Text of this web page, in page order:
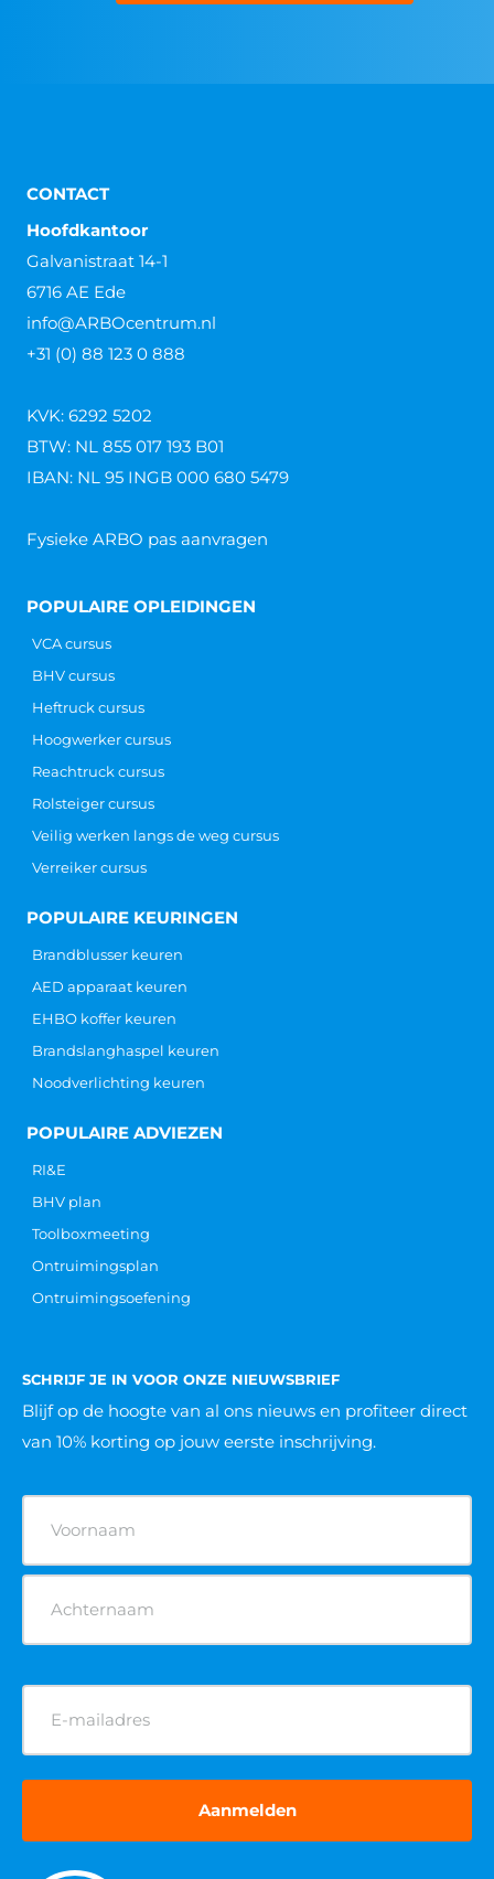
CONTACT
Hoofdkantoor
Galvanistraat 14-1
6716 AE Ede
info@ARBOcentrum.nl
+31 (0) 88 123 0 888
KVK: 6292 5202
BTW: NL 855 017 193 B01
IBAN: NL 95 INGB 000 680 5479
Fysieke ARBO pas aanvragen
POPULAIRE OPLEIDINGEN
VCA cursus
BHV cursus
Heftruck cursus
Hoogwerker cursus
Reachtruck cursus
Rolsteiger cursus
Veilig werken langs de weg cursus
Verreiker cursus
POPULAIRE KEURINGEN
Brandblusser keuren
AED apparaat keuren
EHBO koffer keuren
Brandslanghaspel keuren
Noodverlichting keuren
POPULAIRE ADVIEZEN
RI&E
BHV plan
Toolboxmeeting
Ontruimingsplan
Ontruimingsoefening
SCHRIJF JE IN VOOR ONZE NIEUWSBRIEF
Blijf op de hoogte van al ons nieuws en profiteer direct
van 10% korting op jouw eerste inschrijving.
(Vereist)
E-
mailadres
(Vereist)